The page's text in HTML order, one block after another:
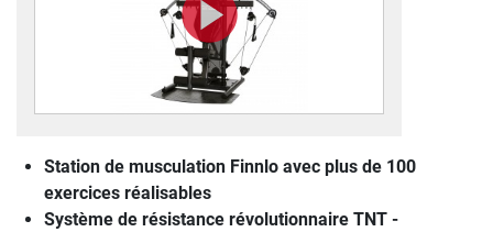
Station de musculation Finnlo avec plus de 100
exercices réalisables
Système de résistance révolutionnaire TNT -